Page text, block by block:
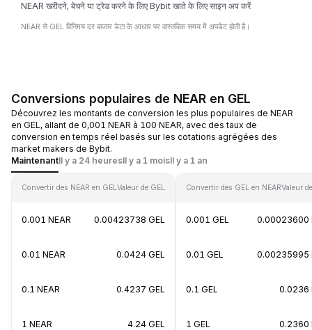
NEAR खरीदने, बेचने या ट्रेड करने के लिए Bybit खाते के लिए साइन अप करें
NEAR से GEL विनिमय दर बाजार डेटा के आधार पर वास्तविक समय में अपडेट होती है।
Conversions populaires de NEAR en GEL
Découvrez les montants de conversion les plus populaires de NEAR
en GEL, allant de 0,001 NEAR à 100 NEAR, avec des taux de
conversion en temps réel basés sur les cotations agrégées des
market makers de Bybit.
MaintenantIl y a 24 heuresIl y a 1 moisIl y a 1 an
Convertir des NEAR en GELValeur de GEL
0.001 NEAR 0.00423738 GEL
0.01 NEAR 0.0424 GEL
0.1 NEAR 0.4237 GEL
1 NEAR 4.24 GEL
Convertir des GEL en NEARValeur
0.001 GEL 0.00023600
0.01 GEL 0.00235995
0.1 GEL 0.0236
1 GEL 0.2360